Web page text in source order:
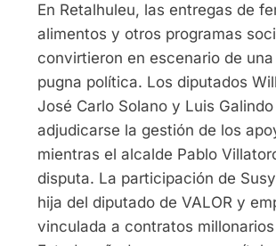
En Retalhuleu, las entregas de
alimentos y otros programas
convirtieron en escenario de
pugna política. Los diputados
José Carlo Solano y Luis
adjudicarse la gestión de los
mientras el alcalde Pablo
disputa. La participación de
hija del diputado de VALOR y
vinculada a contratos